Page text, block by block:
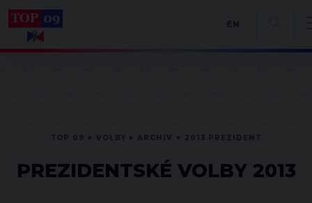
PREZIDENTSKÉ VOLBY 2013